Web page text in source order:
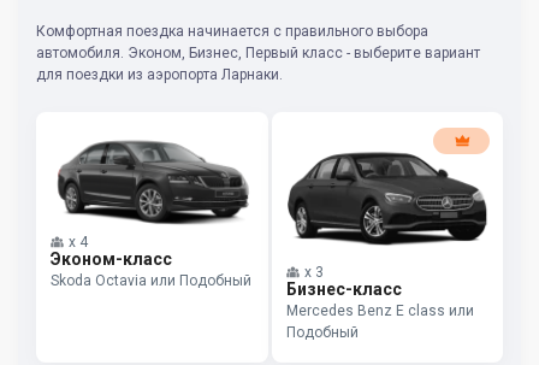
Комфортная поездка начинается с правильного выбора
автомобиля. Эконом, Бизнес, Первый класс - выберите вариант
для поездки из аэропортa Ларнаки.
x 4
Эконом-класс
Skoda Octavia или Подобный x 3
Бизнес-класс
Mercedes Benz E class или
Подобный